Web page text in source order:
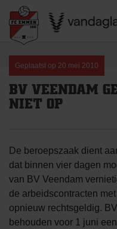
content
Geplaatst op 20 mei 2010
BV VEENDAM
NIET OP
De beroepszaak dient
dat binnen vier dagen
van BV Veendam
de arbeidscontracten
opnieuw rechtsgeldig.
behouden voor 1 juni